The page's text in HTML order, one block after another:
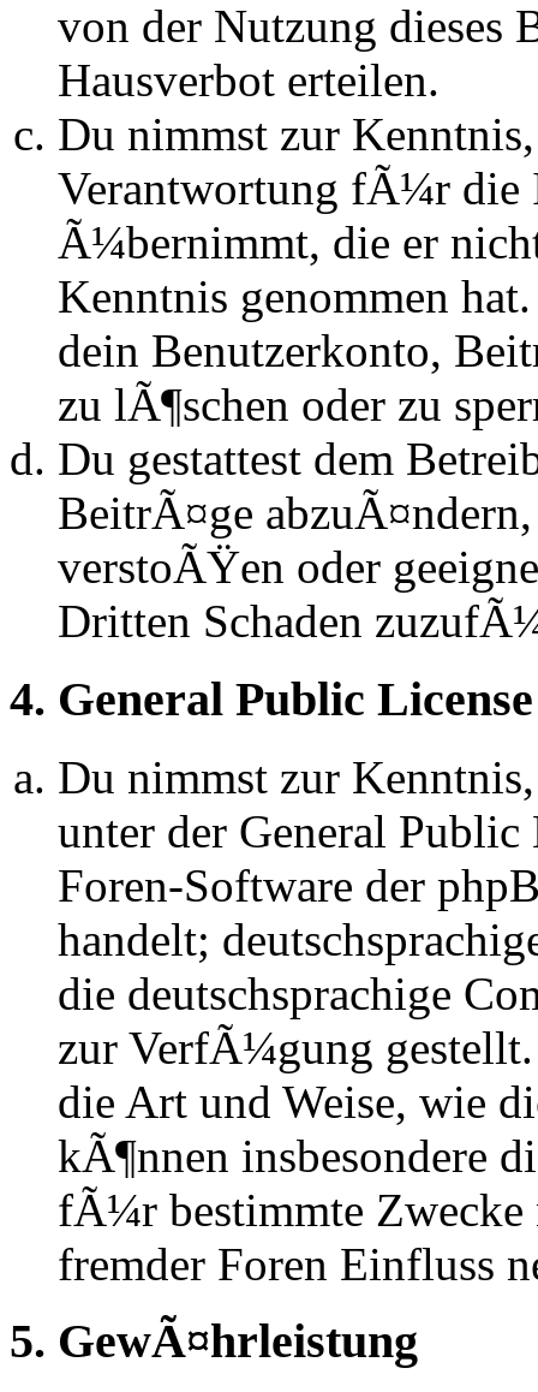
von der Nutzung dieses
Hausverbot erteilen.
Du nimmst zur
Verantwortung fÃ¼r die
Ã¼bernimmt, die er
Kenntnis genommen
dein Benutzerkonto,
zu lÃ¶schen oder zu
Du gestattest dem
BeitrÃ¤ge
verstoÃŸen oder
Dritten Schaden
4. General Public License
Du nimmst zur
unter der General
Foren-Software der
handelt;
die deutschsprachige
zur VerfÃ¼gung
die Art und Weise, wie
kÃ¶nnen insbesondere
fÃ¼r bestimmte Zwecke
fremder Foren Einfluss
5. GewÃ¤hrleistung